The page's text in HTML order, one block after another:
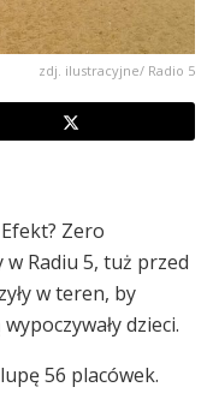
zdj. ilustracyjne/ Radio 5
Zero
Radiu 5, tuż przed
w teren, by
dzieci.
56 placówek.